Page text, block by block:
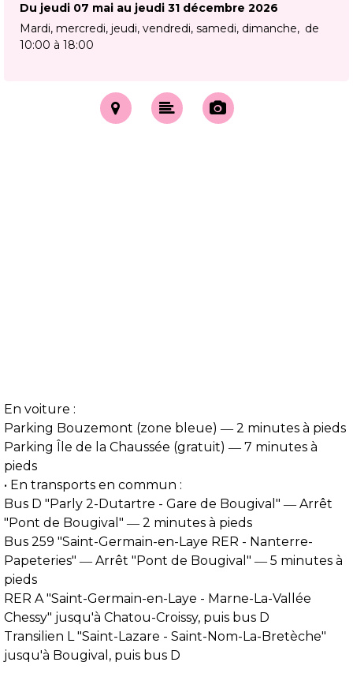
Du jeudi 07 mai au jeudi 31 décembre 2026
Mardi, mercredi, jeudi, vendredi, samedi, dimanche
de
10:00 à 18:00
En voiture :
Parking Bouzemont (zone bleue) ― 2 minutes à pieds
Parking Île de la Chaussée (gratuit) ― 7 minutes à
pieds
• En transports en commun :
Bus D "Parly 2-Dutartre - Gare de Bougival" ― Arrêt
"Pont de Bougival" ― 2 minutes à pieds
Bus 259 "Saint-Germain-en-Laye RER - Nanterre-
Papeteries" ― Arrêt "Pont de Bougival" ― 5 minutes à
pieds
RER A "Saint-Germain-en-Laye - Marne-La-Vallée
Chessy" jusqu'à Chatou-Croissy, puis bus D
Transilien L "Saint-Lazare - Saint-Nom-La-Bretèche"
jusqu'à Bougival, puis bus D